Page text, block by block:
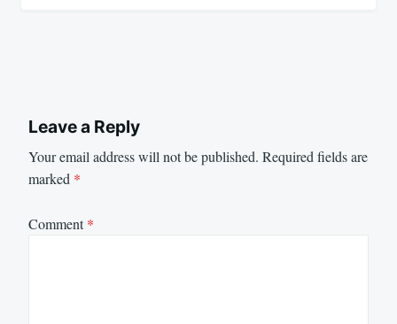
Leave a Reply
Your email address will not be published. Required fields are
marked *
Comment*